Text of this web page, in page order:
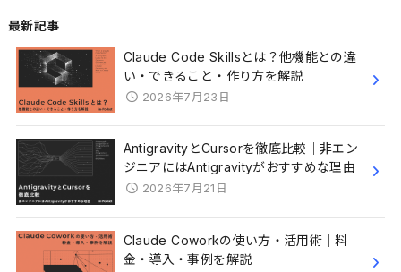
最新記事
Claude Code Skillsとは？他機能との違
い・できること・作り方を解説
2026年7月23日
AntigravityとCursorを徹底比較｜非エン
ジニアにはAntigravityがおすすめな理由
2026年7月21日
Claude Coworkの使い方・活用術｜料
金・導入・事例を解説